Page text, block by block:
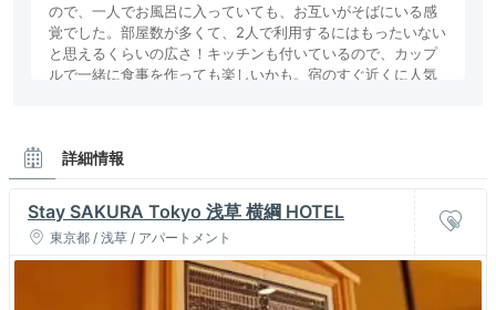
ので、一人でお風呂に入っていても、お互いがそばにいる感
覚でした。部屋数が多くて、2人で利用するにはもったいない
と思えるくらいの広さ！キッチンも付いているので、カップ
ルで一緒に食事を作っても楽しいかも。宿のすぐ近くに人気
広いお部屋でのんびりしつつ、浅草デートを楽しみたい
詳細情報
Stay SAKURA Tokyo 浅草 横綱 HOTEL
東京都 / 浅草 / アパートメント